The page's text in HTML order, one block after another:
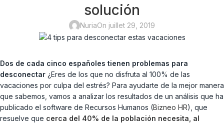
solución
NuriaOn juillet 29, 2019
Dos de cada cinco españoles tienen problemas para
desconectar ¿Eres de los que no disfruta al 100% de las
vacaciones por culpa del estrés? Para ayudarte de la mejor manera
que sabemos, vamos a analizar los resultados de un análisis que ha
publicado el software de Recursos Humanos (Bizneo HR), que
resuelve que cerca del 40% de la población necesita, al